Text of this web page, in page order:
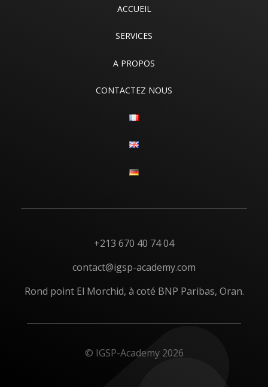
ACCUEIL
SERVICES
A PROPOS
CONTACTEZ NOUS
+213 670 40 74 04
contact@igsp-academy.com
Rond point El Morchid, à coté BNP Paribas, Oran.
© IGSP-Academy 2026